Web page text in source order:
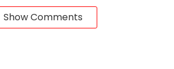
Show Comments